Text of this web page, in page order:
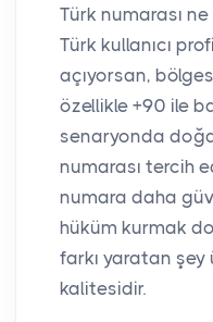
Türk numarası ne
Türk kullanıcı
açıyorsan,
özellikle +90 ile
senaryonda
numarası tercih
numara daha
hüküm kurmak
farkı yaratan
kalitesidir.